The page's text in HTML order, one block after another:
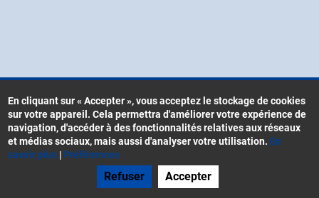
Menu
Pied
Contacts
CGU
Mentions légales
Gestion des cookies
En cliquant sur « Accepter », vous acceptez le stockage de cookies
sur votre appareil. Cela permettra d'améliorer votre expérience de
navigation, d'accéder à des fonctionnalités relatives aux réseaux
et médias sociaux, mais aussi d'analyser votre utilisation. En
savoir plus | Préférences
Refuser Accepter